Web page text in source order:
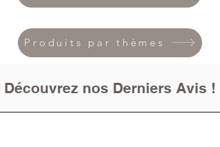
Produits par thèmes
Découvrez nos Derniers Avis !